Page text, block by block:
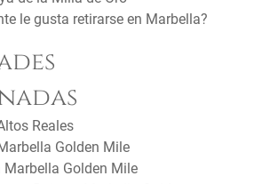
le gusta retirarse en Marbella?
Reales
Golden Mile
Golden Mile